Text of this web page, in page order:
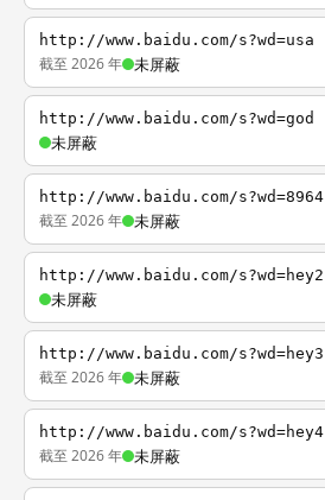
http://www.baidu.com/s?wd=usa
截至 2026 年 未屏蔽
http://www.baidu.com/s?wd=god
未屏蔽
http://www.baidu.com/s?wd=8964
截至 2026 年 未屏蔽
http://www.baidu.com/s?wd=hey2
未屏蔽
http://www.baidu.com/s?wd=hey3
截至 2026 年 未屏蔽
http://www.baidu.com/s?wd=hey4
截至 2026 年 未屏蔽